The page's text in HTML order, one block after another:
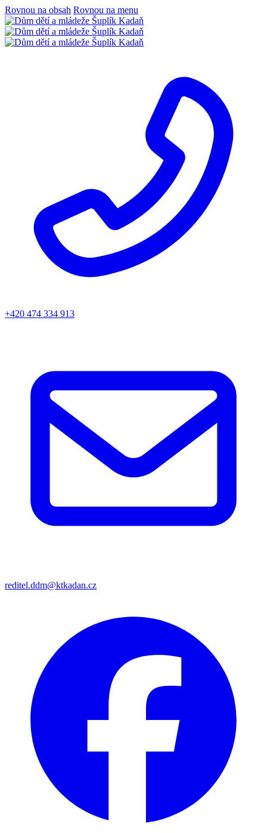
Rovnou na obsah Rovnou na menu
+420 474 334 913
reditel.ddm@ktkadan.cz